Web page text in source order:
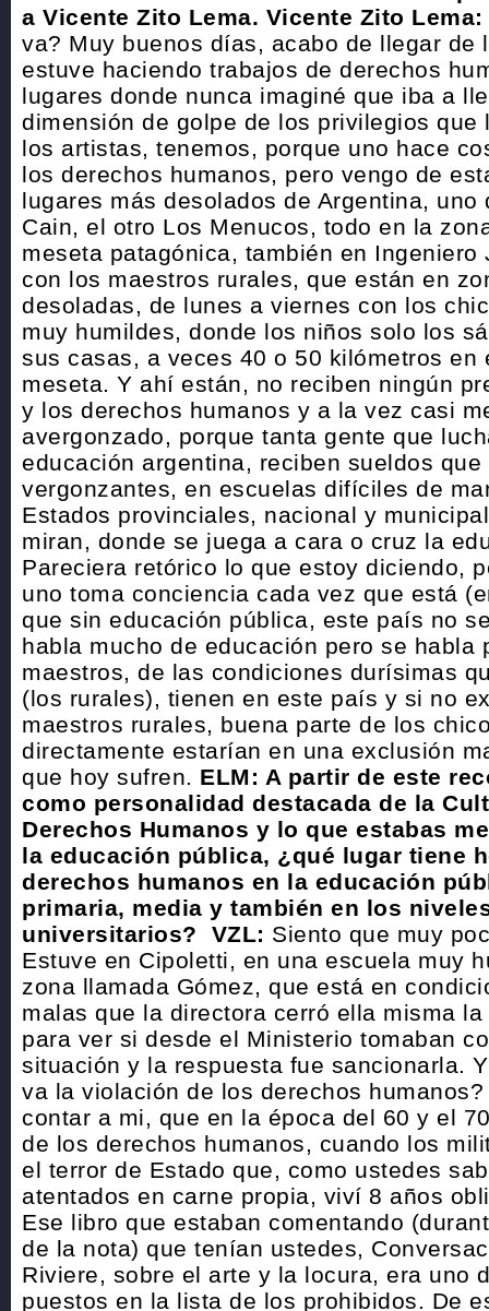
a Vicente Zito Lema. Vicente Zito Lema:
va? Muy buenos días, acabo de llegar de
estuve haciendo trabajos de derechos
lugares donde nunca imaginé que iba a
dimensión de golpe de los privilegios que
los artistas, tenemos, porque uno hace
los derechos humanos, pero vengo de
lugares más desolados de Argentina, uno
Cain, el otro Los Menucos, todo en la
meseta patagónica, también en Ingeniero
con los maestros rurales, que están en
desoladas, de lunes a viernes con los
muy humildes, donde los niños solo los
sus casas, a veces 40 o 50 kilómetros en
meseta. Y ahí están, no reciben ningún
y los derechos humanos y a la vez casi
avergonzado, porque tanta gente que
educación argentina, reciben sueldos
vergonzantes, en escuelas difíciles de
Estados provinciales, nacional y
miran, donde se juega a cara o cruz la
Pareciera retórico lo que estoy diciendo,
uno toma conciencia cada vez que está
que sin educación pública, este país no
habla mucho de educación pero se habla
maestros, de las condiciones durísimas
(los rurales), tienen en este país y si no
maestros rurales, buena parte de los
directamente estarían en una exclusión
que hoy sufren. ELM: A partir de este
como personalidad destacada de la
Derechos Humanos y lo que estabas
la educación pública, ¿qué lugar tiene
derechos humanos en la educación
primaria, media y también en los
universitarios?
VZL: Siento que muy
Estuve en Cipoletti, en una escuela muy
zona llamada Gómez, que está en
malas que la directora cerró ella misma
para ver si desde el Ministerio tomaban
situación y la respuesta fue sancionarla.
va la violación de los derechos
contar a mi, que en la época del 60 y el
de los derechos humanos, cuando los
el terror de Estado que, como ustedes
atentados en carne propia, viví 8 años
Ese libro que estaban comentando
de la nota) que tenían ustedes,
Riviere, sobre el arte y la locura, era uno
puestos en la lista de los prohibidos. De